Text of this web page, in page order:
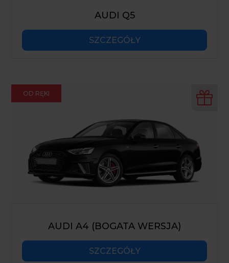
AUDI Q5
SZCZEGÓŁY
OD RĘKI
AUDI A4 (BOGATA WERSJA)
SZCZEGÓŁY